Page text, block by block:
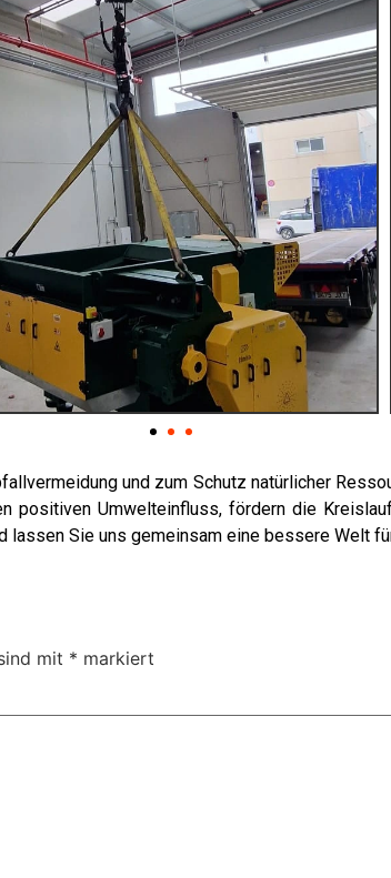
und zum Schutz natürlicher
positiven Umwelteinfluss, fördern die
lassen Sie uns gemeinsam eine bessere Welt
mit * markiert